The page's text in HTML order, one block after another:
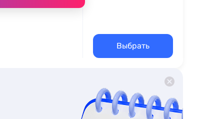
Выбрать